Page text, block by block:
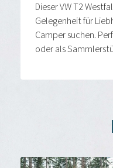
Dieser VW T2
Gelegenheit für
Camper suchen.
oder als